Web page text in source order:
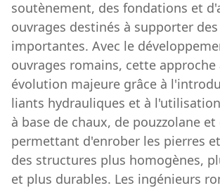
soutènement, des fondations et
ouvrages destinés à supporter
importantes. Avec le
ouvrages romains, cette approche
évolution majeure grâce à
liants hydrauliques et à
à base de chaux, de pouzzolane
permettant d'enrober les pierres
des structures plus homogènes,
et plus durables. Les ingénieurs